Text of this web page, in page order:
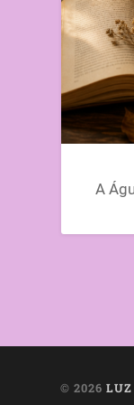
A
© 2026LUZ